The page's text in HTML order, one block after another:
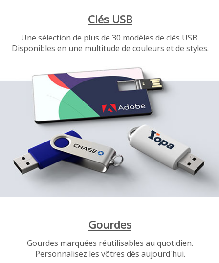
Clés USB
Une sélection de plus de 30 modèles de clés USB.
Disponibles en une multitude de couleurs et de styles.
Gourdes
Gourdes marquées réutilisables au quotidien.
Personnalisez les vôtres dès aujourd'hui.